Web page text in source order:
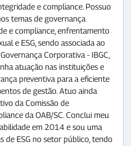
e compliance. Possuo
temas de governança
e compliance, enfrentamento
e ESG, sendo associada ao
Corporativa - IBGC,
atuação nas instituições e
preventiva para a eficiente
de gestão. Atuo ainda
da Comissão de
da OAB/SC. Conclui meu
em 2014 e sou uma
de ESG no setor público, tendo